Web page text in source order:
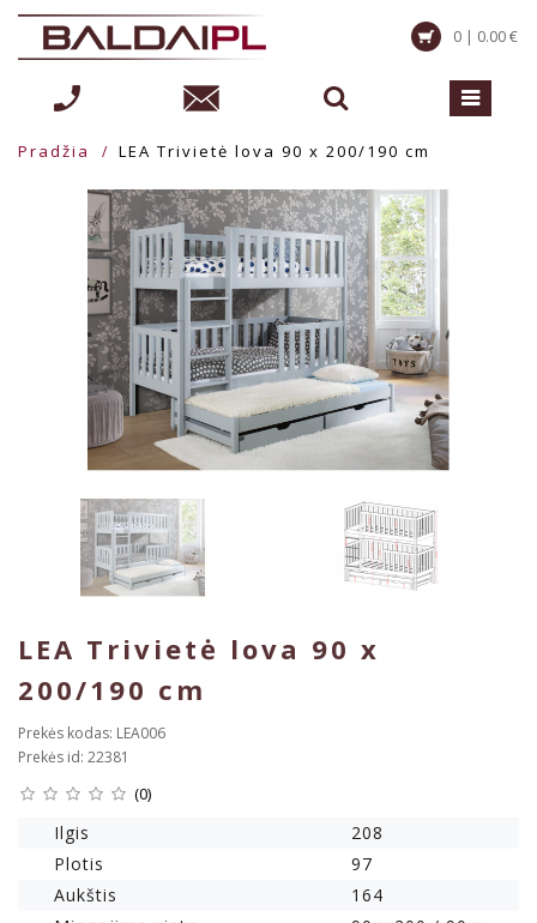
0 | 0.00 €
Pradžia LEA Trivietė lova 90 x 200/190 cm
LEA Trivietė lova 90 x
200/190 cm
Prekės kodas: LEA006
Prekės id: 22381
(0)
Ilgis
208
Plotis
97
Aukštis
164